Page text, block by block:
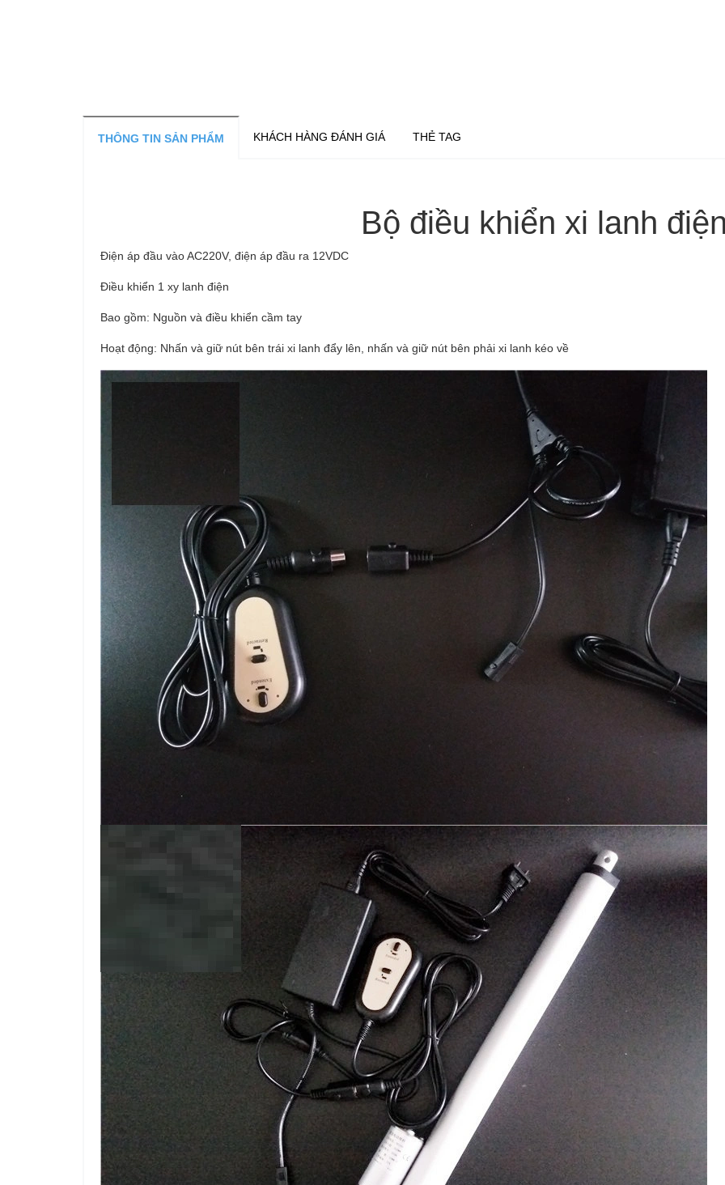
THÔNG TIN SẢN PHẨM KHÁCH HÀNG ĐÁNH GIÁ THẺ TAG
Bộ điều khiển xi lanh
Điện áp đầu vào AC220V, điện áp đầu ra 12VDC
Điều khiển 1 xy lanh điện
Bao gồm: Nguồn và điều khiển cầm tay
Hoạt động: Nhấn và giữ nút bên trái xi lanh đẩy lên, nhấn và giữ nút bên phải xi lanh kéo về